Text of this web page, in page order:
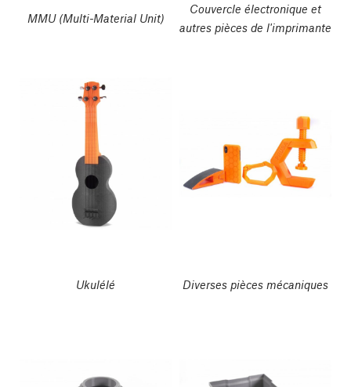
MMU (Multi-Material Unit)
Couvercle électronique et
autres pièces de l'imprimante
Ukulélé Diverses pièces mécaniques